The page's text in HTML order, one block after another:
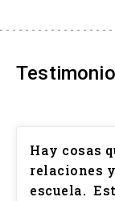
Hay cosas
relaciones
escuela.